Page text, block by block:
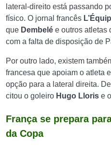
lateral-direito está passando
físico. O jornal francês
que Dembelé e outros atletas
com a falta de disposição de
Por outro lado, existem
francesa que apoiam o atleta
opção para a lateral direita.
citou o goleiro Hugo Lloris e
França se prepara
da Copa